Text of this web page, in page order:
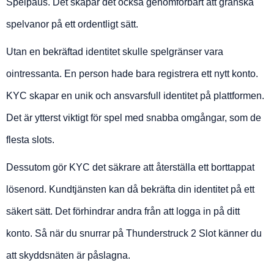
Spelpaus. Det skapar det också genomförbart att granska
spelvanor på ett ordentligt sätt.
Utan en bekräftad identitet skulle spelgränser vara
ointressanta. En person hade bara registrera ett nytt konto.
KYC skapar en unik och ansvarsfull identitet på plattformen.
Det är ytterst viktigt för spel med snabba omgångar, som de
flesta slots.
Dessutom gör KYC det säkrare att återställa ett borttappat
lösenord. Kundtjänsten kan då bekräfta din identitet på ett
säkert sätt. Det förhindrar andra från att logga in på ditt
konto. Så när du snurrar på Thunderstruck 2 Slot känner du
att skyddsnäten är påslagna.